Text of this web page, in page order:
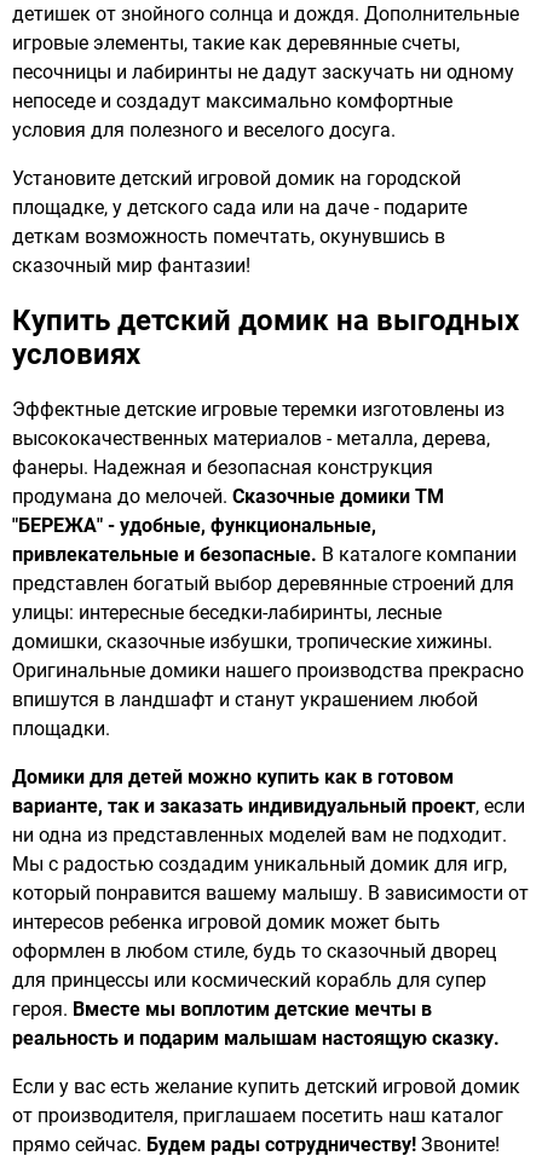
детишек от знойного солнца и дождя. Дополнительные
игровые элементы, такие как деревянные счеты,
песочницы и лабиринты не дадут заскучать ни одному
непоседе и создадут максимально комфортные
условия для полезного и веселого досуга.
Установите детский игровой домик на городской
площадке, у детского сада или на даче - подарите
деткам возможность помечтать, окунувшись в
сказочный мир фантазии!
Купить детский домик на выгодных
условиях
Эффектные детские игровые теремки изготовлены из
высококачественных материалов - металла, дерева,
фанеры. Надежная и безопасная конструкция
продумана до мелочей. Сказочные домики ТМ
"БЕРЕЖА" - удобные, функциональные,
привлекательные и безопасные. В каталоге компании
представлен богатый выбор деревянные строений для
улицы: интересные беседки-лабиринты, лесные
домишки, сказочные избушки, тропические хижины.
Оригинальные домики нашего производства прекрасно
впишутся в ландшафт и станут украшением любой
площадки.
Домики для детей можно купить как в готовом
варианте, так и заказать индивидуальный проект, если
ни одна из представленных моделей вам не подходит.
Мы с радостью создадим уникальный домик для игр,
который понравится вашему малышу. В зависимости от
интересов ребенка игровой домик может быть
оформлен в любом стиле, будь то сказочный дворец
для принцессы или космический корабль для супер
героя. Вместе мы воплотим детские мечты в
реальность и подарим малышам настоящую сказку.
Если у вас есть желание купить детский игровой домик
от производителя, приглашаем посетить наш каталог
прямо сейчас. Будем рады сотрудничеству! Звоните!